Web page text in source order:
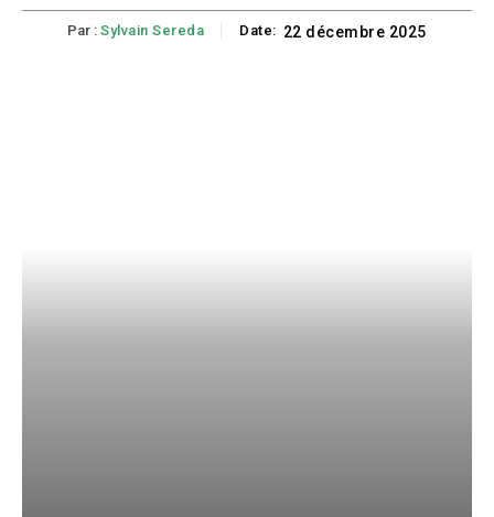
Par : Sylvain Sereda Date: 22 décembre 2025